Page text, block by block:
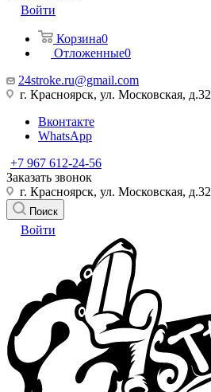
Войти
Корзина0
Отложенные0
24stroke.ru@gmail.com
г. Красноярск, ул. Московская, д.32
Вконтакте
WhatsApp
+7 967 612-24-56
Заказать звонок
г. Красноярск, ул. Московская, д.32
Поиск
Войти